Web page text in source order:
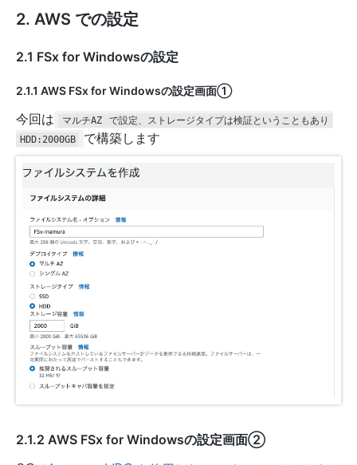
2. AWS での設定
2.1 FSx for Windowsの設定
2.1.1 AWS FSx for Windowsの設定画面①
今回は マルチAZ
で設定、ストレージタイプは検証ということもあり
HDD:2000GB
で構築します
2.1.2 AWS FSx for Windowsの設定画面②